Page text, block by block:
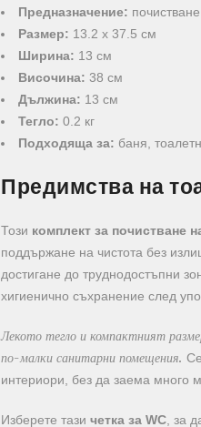
Предназначение:
Размер: 13.2 х 37.5 см
Ширина: 13 см
Височина: 38 см
Дължина: 13 см
Тегло: 0.2 кг
Подходяща за: баня,
Предимства на
Този комплект за почистване
поддържане на чистота без
достигане до труднодостъпни
хигиенично съхранение след
Лекото тегло и компактният
по-малки санитарни помещения.
интериори, без да заема много
Изберете тази четка за WC , за